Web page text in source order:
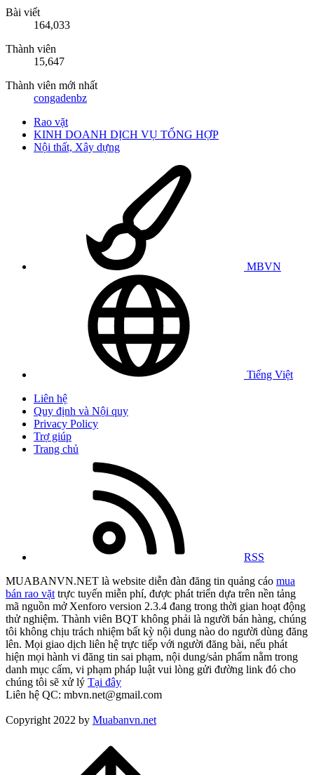
Bài viết
164,033
Thành viên
15,647
Thành viên mới nhất
congadenbz
Rao vặt
KINH DOANH DỊCH VỤ TỔNG HỢP
Nội thất, Xây dựng
MBVN
Tiếng Việt
Liên hệ
Quy định và Nội quy
Privacy Policy
Trợ giúp
Trang chủ
RSS
MUABANVN.NET là website diễn đàn đăng tin quảng cáo mua
bán rao vặt trực tuyến miễn phí, được phát triển dựa trên nền tảng
mã nguồn mở Xenforo version 2.3.4 đang trong thời gian hoạt động
thử nghiệm. Thành viên BQT không phải là người bán hàng, chúng
tôi không chịu trách nhiệm bất kỳ nội dung nào do người dùng đăng
lên. Mọi giao dịch liên hệ trực tiếp với người đăng bài, nếu phát
hiện mọi hành vi đăng tin sai phạm, nội dung/sản phẩm nằm trong
danh mục cấm, vi phạm pháp luật vui lòng gửi đường link đó cho
chúng tôi sẽ xử lý Tại đây
Liên hệ QC: mbvn.net@gmail.com
Copyright 2022 by Muabanvn.net